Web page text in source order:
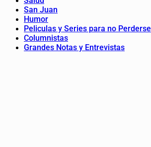
San Juan
Humor
Peliculas y Series para no Perderse
Columnistas
Grandes Notas y Entrevistas